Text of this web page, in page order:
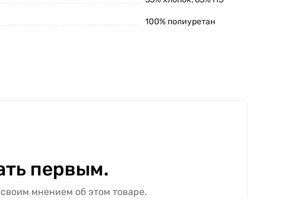
100% полиуретан
первым.
мнением об этом товаре.